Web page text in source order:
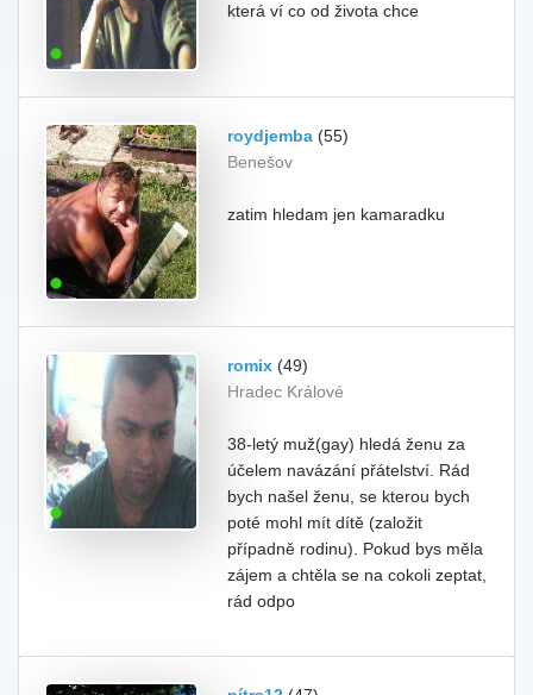
která ví co od života chce
roydjemba (55)
Benešov
zatim hledam jen kamaradku
romix (49)
Hradec Králové
38-letý muž(gay) hledá ženu za
účelem navázání přátelství. Rád
bych našel ženu, se kterou bych
poté mohl mít dítě (založit
případně rodinu). Pokud bys měla
zájem a chtěla se na cokoli zeptat,
rád odpo